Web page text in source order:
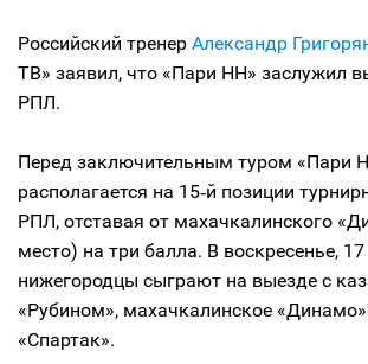
Российский тренер Александр
ТВ» заявил, что «Пари НН» заслужил
РПЛ.
Перед заключительным туром «Пари
располагается на 15‑й позиции
РПЛ, отставая от махачкалинского
место) на три балла. В воскресенье,
нижегородцы сыграют на выезде с
«Рубином», махачкалинское
«Спартак».